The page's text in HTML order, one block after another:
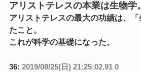
アリストテレスの本業は生物学。
アリストテレスの最大の功績は、
たこと。
これが科学の基礎になった。
36: 2019/08/25(日) 21:25:02.91 0